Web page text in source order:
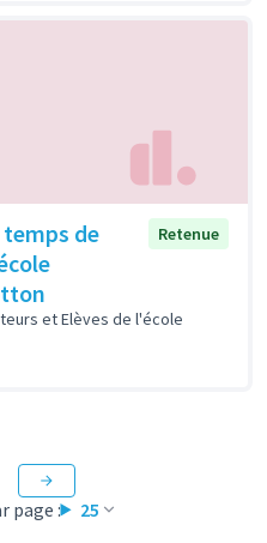
de
Retenue
et Elèves de l'école
page : 25